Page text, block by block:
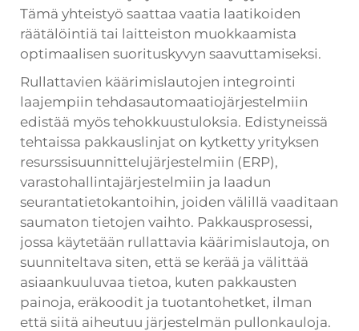
Tämä yhteistyö saattaa vaatia laatikoiden
räätälöintiä tai laitteiston muokkaamista
optimaalisen suorituskyvyn saavuttamiseksi.
Rullattavien käärimislautojen integrointi
laajempiin tehdasautomaatiojärjestelmiin
edistää myös tehokkuustuloksia. Edistyneissä
tehtaissa pakkauslinjat on kytketty yrityksen
resurssisuunnittelujärjestelmiin (ERP),
varastohallintajärjestelmiin ja laadun
seurantatietokantoihin, joiden välillä vaaditaan
saumaton tietojen vaihto. Pakkausprosessi,
jossa käytetään rullattavia käärimislautoja, on
suunniteltava siten, että se kerää ja välittää
asiaankuuluvaa tietoa, kuten pakkausten
painoja, eräkoodit ja tuotantohetket, ilman
että siitä aiheutuu järjestelmän pullonkauloja.